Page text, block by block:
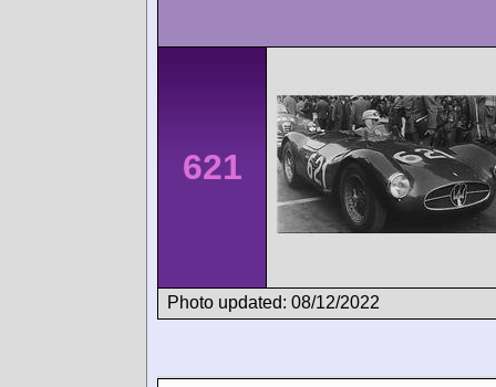
621
Photo updated: 08/12/2022